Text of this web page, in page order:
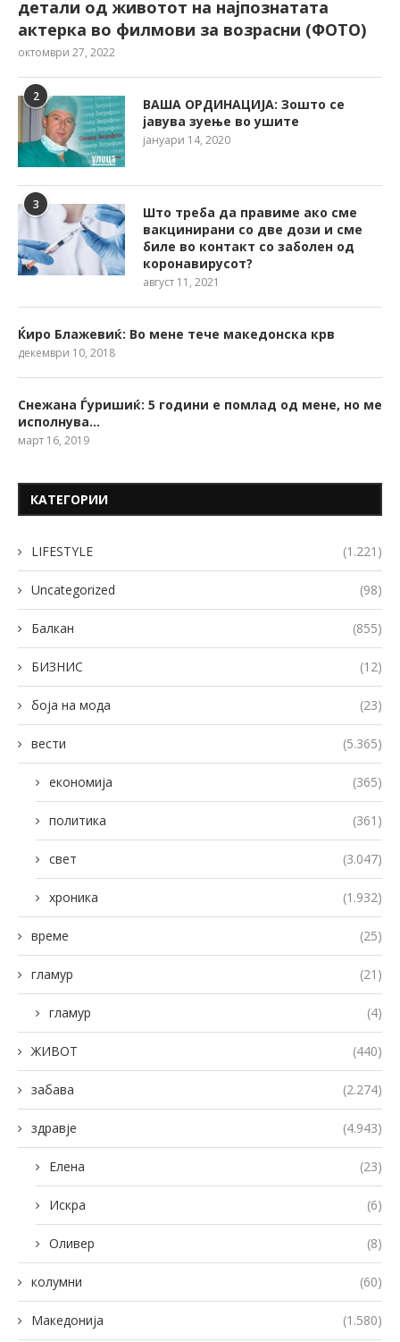
детали од животот на најпознатата
актерка во филмови за возрасни (ФОТО)
октомври 27, 2022
2
ВАША ОРДИНАЦИЈА: Зошто се
јавува зуење во ушите
јануари 14, 2020
3
Што треба да правиме ако сме
вакцинирани со две дози и сме
биле во контакт со заболен од
коронавирусот?
август 11, 2021
Ќиро Блажевиќ: Во мене тече македонска крв
декември 10, 2018
Снежана Ѓуришиќ: 5 години е помлад од мене, но ме
исполнува…
март 16, 2019
КАТЕГОРИИ
LIFESTYLE (1.221)
Uncategorized (98)
Балкан (855)
БИЗНИС (12)
боја на мода (23)
вести (5.365)
економија (365)
политика (361)
свет (3.047)
хроника (1.932)
време (25)
гламур (21)
гламур (4)
ЖИВОТ (440)
забава (2.274)
здравје (4.943)
Елена (23)
Искра (6)
Оливер (8)
колумни (60)
Македонија (1.580)